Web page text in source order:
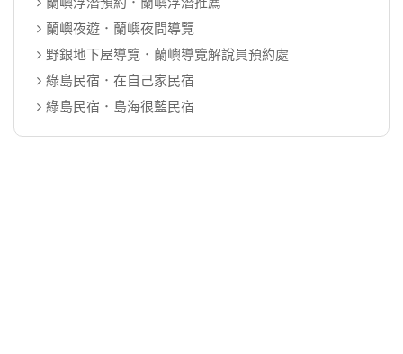
蘭嶼夜遊．蘭嶼夜間導覽
野銀地下屋導覽．蘭嶼導覽解說員預約處
綠島民宿．在自己家民宿
綠島民宿．島海很藍民宿